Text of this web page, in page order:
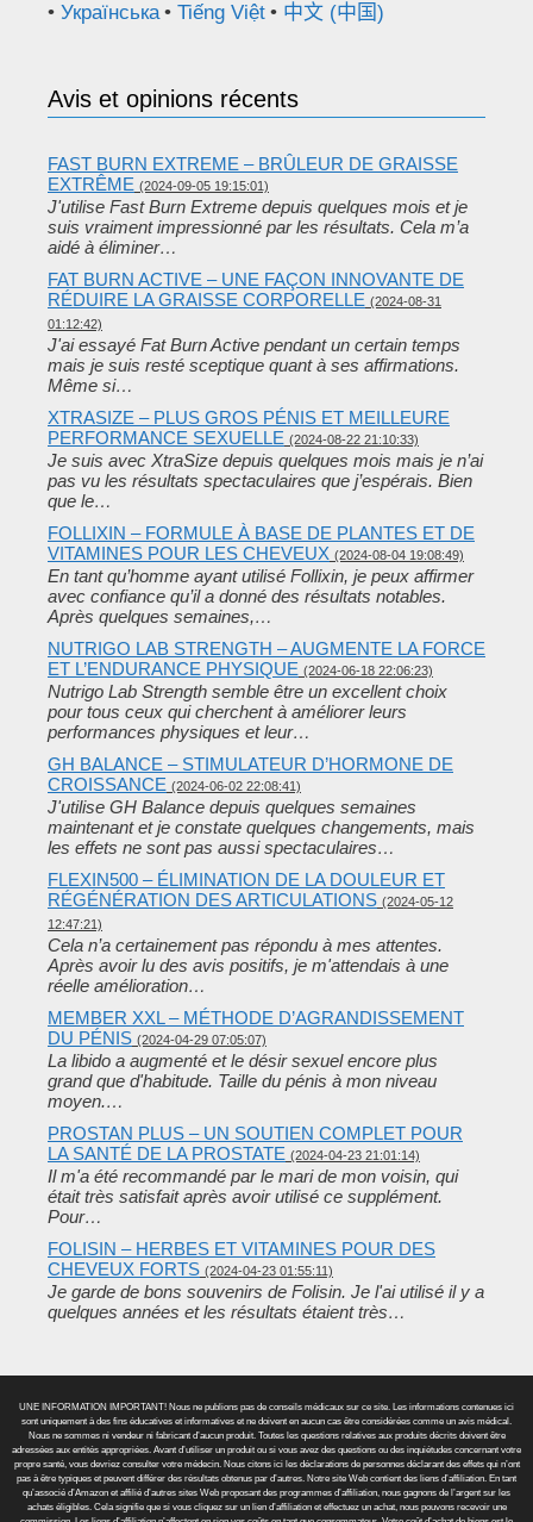
Українська
Tiếng Việt 中文 (中国)
Avis et opinions récents
FAST BURN EXTREME – BRÛLEUR DE GRAISSE
EXTRÊME (2024-09-05 19:15:01)
J'utilise Fast Burn Extreme depuis quelques mois et je
suis vraiment impressionné par les résultats. Cela m’a
aidé à éliminer…
FAT BURN ACTIVE – UNE FAÇON INNOVANTE DE
RÉDUIRE LA GRAISSE CORPORELLE (2024-08-31
01:12:42)
J'ai essayé Fat Burn Active pendant un certain temps
mais je suis resté sceptique quant à ses affirmations.
Même si…
XTRASIZE – PLUS GROS PÉNIS ET MEILLEURE
PERFORMANCE SEXUELLE (2024-08-22 21:10:33)
Je suis avec XtraSize depuis quelques mois mais je n’ai
pas vu les résultats spectaculaires que j’espérais. Bien
que le…
FOLLIXIN – FORMULE À BASE DE PLANTES ET DE
VITAMINES POUR LES CHEVEUX (2024-08-04 19:08:49)
En tant qu’homme ayant utilisé Follixin, je peux affirmer
avec confiance qu’il a donné des résultats notables.
Après quelques semaines,…
NUTRIGO LAB STRENGTH – AUGMENTE LA FORCE
ET L’ENDURANCE PHYSIQUE (2024-06-18 22:06:23)
Nutrigo Lab Strength semble être un excellent choix
pour tous ceux qui cherchent à améliorer leurs
performances physiques et leur…
GH BALANCE – STIMULATEUR D’HORMONE DE
CROISSANCE (2024-06-02 22:08:41)
J'utilise GH Balance depuis quelques semaines
maintenant et je constate quelques changements, mais
les effets ne sont pas aussi spectaculaires…
FLEXIN500 – ÉLIMINATION DE LA DOULEUR ET
RÉGÉNÉRATION DES ARTICULATIONS (2024-05-12
12:47:21)
Cela n’a certainement pas répondu à mes attentes.
Après avoir lu des avis positifs, je m'attendais à une
réelle amélioration…
MEMBER XXL – MÉTHODE D’AGRANDISSEMENT
DU PÉNIS (2024-04-29 07:05:07)
La libido a augmenté et le désir sexuel encore plus
grand que d'habitude. Taille du pénis à mon niveau
moyen.…
PROSTAN PLUS – UN SOUTIEN COMPLET POUR
LA SANTÉ DE LA PROSTATE (2024-04-23 21:01:14)
Il m'a été recommandé par le mari de mon voisin, qui
était très satisfait après avoir utilisé ce supplément.
Pour…
FOLISIN – HERBES ET VITAMINES POUR DES
CHEVEUX FORTS (2024-04-23 01:55:11)
Je garde de bons souvenirs de Folisin. Je l'ai utilisé il y a
quelques années et les résultats étaient très…
UNE INFORMATION IMPORTANT! Nous ne publions pas de conseils médicaux sur ce site. Les informations contenues ici
sont uniquement à des fins éducatives et informatives et ne doivent en aucun cas être considérées comme un avis médical.
Nous ne sommes ni vendeur ni fabricant d’aucun produit. Toutes les questions relatives aux produits décrits doivent être
adressées aux entités appropriées. Avant d’utiliser un produit ou si vous avez des questions ou des inquiétudes concernant votre
propre santé, vous devriez consulter votre médecin. Nous citons ici les déclarations de personnes déclarant des effets qui n’ont
pas à être typiques et peuvent différer des résultats obtenus par d’autres. Notre site Web contient des liens d’affiliation. En tant
qu’associé d’Amazon et affilié d’autres sites Web proposant des programmes d’affiliation, nous gagnons de l’argent sur les
achats éligibles. Cela signifie que si vous cliquez sur un lien d’affiliation et effectuez un achat, nous pouvons recevoir une